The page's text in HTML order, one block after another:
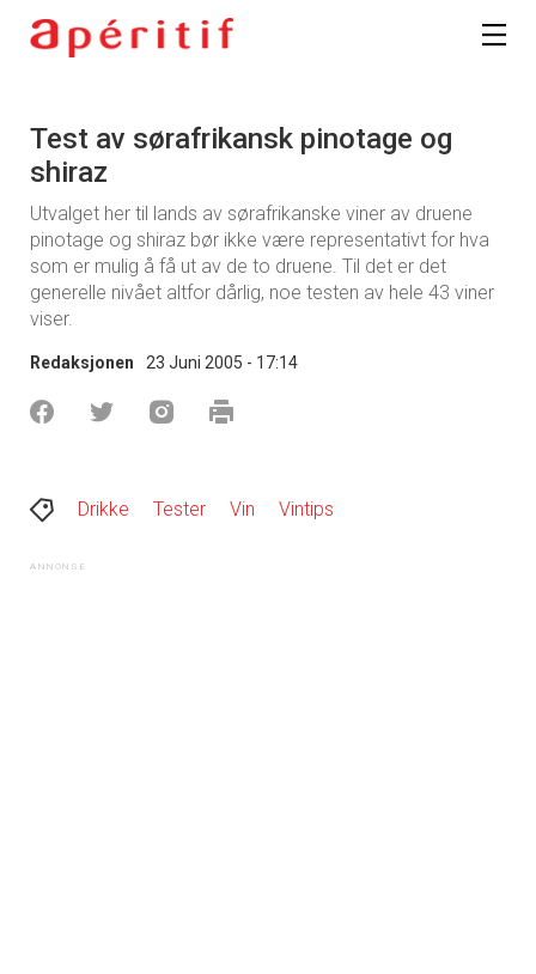
Test av sørafrikansk pinotage og
shiraz
Utvalget her til lands av sørafrikanske viner av druene
pinotage og shiraz bør ikke være representativt for hva
som er mulig å få ut av de to druene. Til det er det
generelle nivået altfor dårlig, noe testen av hele 43 viner
viser.
Redaksjonen 23 Juni 2005 - 17:14
Drikke Tester Vin Vintips